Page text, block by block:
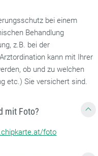
bei einem
Behandlung
z.B. bei der
kann mit Ihrer
ob und zu welchen
etc.) Sie versichert sind.
mit Foto?
foto